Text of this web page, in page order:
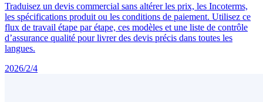
Traduisez un devis commercial sans altérer les prix, les Incoterms,
les spécifications produit ou les conditions de paiement. Utilisez ce
flux de travail étape par étape, ces modèles et une liste de contrôle
d’assurance qualité pour livrer des devis précis dans toutes les
langues.
2026/2/4